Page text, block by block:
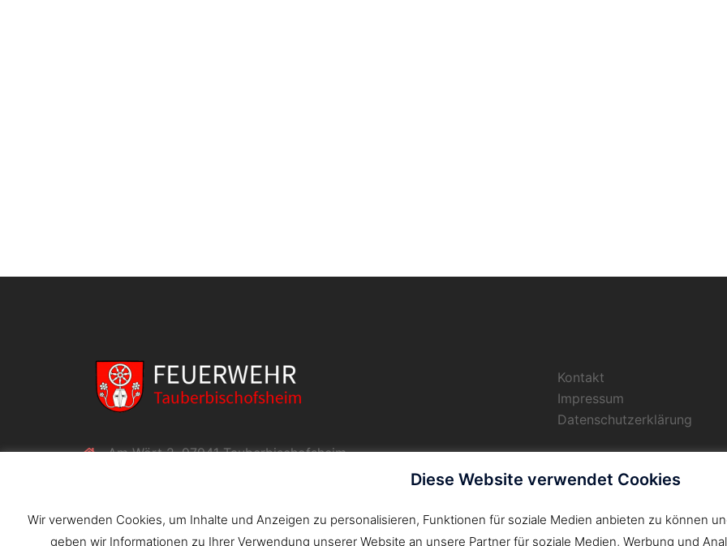
Am Wört 2, 97941 Tauberbischofsheim
Kontakt
Impressum
Datenschutzerklärung
nach:
Diese Website verwendet Cookies
Wir verwenden Cookies, um Inhalte und Anzeigen zu personalisieren, Funktionen für soziale Medien anbieten zu können
geben wir Informationen zu Ihrer Verwendung unserer Website an unsere Partner für soziale Medien, Werbung und